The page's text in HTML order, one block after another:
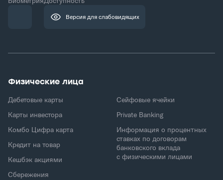
Версия для слабовидящих
Физические лица
Дебетовые карты
Карты инвестора
Комбо Цифра карта
Кредит на товар
Кешбэк акциями
Сбережения
Сейфовые ячейки
Private Banking
Информация о процентных
ставках по договорам
банковского вклада
с физическими лицами